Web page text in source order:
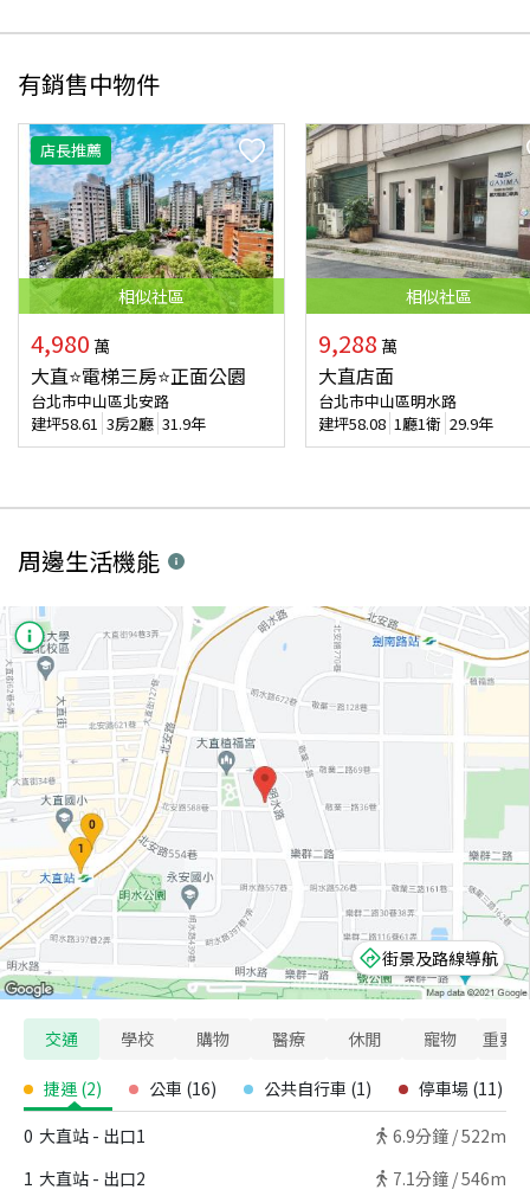
有銷售中物件
店長推薦
相似社區
4,980 萬
大直⭐電梯三房⭐正面公園
台北市中山區北安路
建坪58.61 3房2廳 31.9年
相似社區
9,288 萬
大直店面
台北市中山區明水路
建坪58.08 1廳1衛 29.9年
周邊生活機能
街景及路線導航
交通 學校 購物 醫療 休閒 寵物 重要
捷運 (2) 公車 (16) 公共自行車 (1) 停車場 (11)
0 大直站 - 出口1 6.9分鐘 /522m
1 大直站 - 出口2 7.1分鐘 /546m